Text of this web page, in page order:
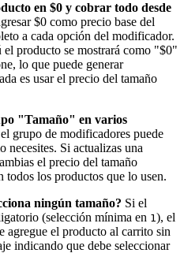
en $0 y cobrar todo desde
$0 como precio base del
a cada opción del modificador.
producto se mostrará como "$0"
lo que puede generar
es usar el precio del tamaño
"Tamaño" en varios
grupo de modificadores puede
necesites. Si actualizas una
el precio del tamaño
todos los productos que lo usen.
ningún tamaño? Si el
(selección mínima en 1), el
agregue el producto al carrito sin
indicando que debe seleccionar